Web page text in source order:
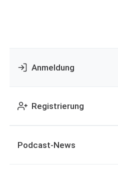
Anmeldung
Registrierung
Podcast-News